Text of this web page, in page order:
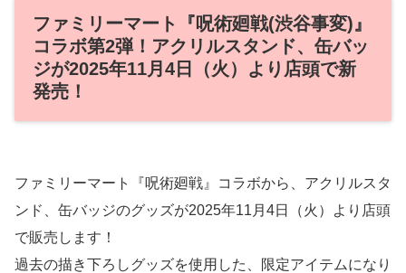
ファミリーマート『呪術廻戦(渋谷事変)』
コラボ第2弾！アクリルスタンド、缶バッ
ジが2025年11月4日（火）より店頭で新
発売！
ファミリーマート『呪術廻戦』コラボから、アクリルスタ
ンド、缶バッジのグッズが2025年11月4日（火）より店頭
で販売します！
過去の描き下ろしグッズを使用した、限定アイテムになり